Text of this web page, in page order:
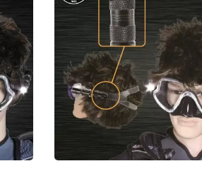
Σύστημα Φίλτρου
Guardian Series